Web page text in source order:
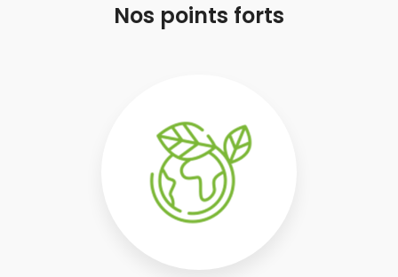
Nos points forts